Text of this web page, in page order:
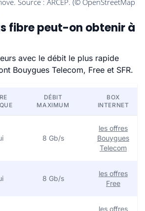
fibre peut-on obtenir à
avec le débit le plus rapide
Bouygues Telecom, Free et SFR.
DÉBIT
MAXIMUM
BOX
INTERNET
8 Gb/s
les offres
Bouygues
Telecom
8 Gb/s
les offres
Free
les offres